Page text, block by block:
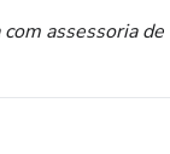
assessoria